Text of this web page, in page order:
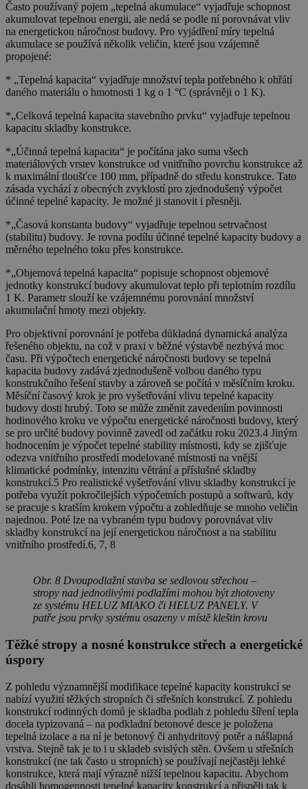
Často používaný pojem „tepelná akumulace“ vyjadřuje schopnost
akumulovat tepelnou energii, ale nedá se podle ní porovnávat vliv
na energetickou náročnost budovy. Pro vyjádření míry tepelná
akumulace se používá několik veličin, které jsou vzájemně
propojené:
* „Tepelná kapacita“ vyjadřuje množství tepla potřebného k ohřátí
daného materiálu o hmotnosti 1 kg o 1 °C (správněji o 1 K).
*„Celková tepelná kapacita stavebního prvku“ vyjadřuje tepelnou
kapacitu skladby konstrukce.
*„Účinná tepelná kapacita“ je počítána jako suma všech
materiálových vrstev konstrukce od vnitřního povrchu konstrukce až
k maximální tloušťce 100 mm, případně do středu konstrukce. Tato
zásada vychází z obecných zvyklostí pro zjednodušený výpočet
účinné tepelné kapacity. Je možné ji stanovit i přesněji.
*„Časová konstanta budovy“ vyjadřuje tepelnou setrvačnost
(stabilitu) budovy. Je rovna podílu účinné tepelné kapacity budovy a
měrného tepelného toku přes konstrukce.
*„Objemová tepelná kapacita“ popisuje schopnost objemové
jednotky konstrukcí budovy akumulovat teplo při teplotním rozdílu
1 K. Parametr slouží ke vzájemnému porovnání množství
akumulační hmoty mezi objekty.
Pro objektivní porovnání je potřeba důkladná dynamická analýza
řešeného objektu, na což v praxi v běžné výstavbě nezbývá moc
času. Při výpočtech energetické náročnosti budovy se tepelná
kapacita budovy zadává zjednodušeně volbou daného typu
konstrukčního řešení stavby a zároveň se počítá v měsíčním kroku.
Měsíční časový krok je pro vyšetřování vlivu tepelné kapacity
budovy dosti hrubý. Toto se může změnit zavedením povinnosti
hodinového kroku ve výpočtu energetické náročnosti budovy, který
se pro určité budovy povinně zavedl od začátku roku 2023.4 Jiným
hodnocením je výpočet tepelné stability místnosti, kdy se zjišťuje
odezva vnitřního prostředí modelované místnosti na vnější
klimatické podmínky, intenzitu větrání a příslušné skladby
konstrukcí.5 Pro realistické vyšetřování vlivu skladby konstrukcí je
potřeba využít pokročilejších výpočetních postupů a softwarů, kdy
se pracuje s kratším krokem výpočtu a zohledňuje se mnoho veličin
najednou. Poté lze na vybraném typu budovy porovnávat vliv
skladby konstrukcí na její energetickou náročnost a na stabilitu
vnitřního prostředí.6, 7, 8
Obr. 8 Dvoupodlažní stavba se sedlovou střechou –
stropy nad jednotlivými podlažími mohou být zhotoveny
ze systému HELUZ MIAKO či HELUZ PANELY. V
patře jsou prvky systému osazeny v místě kleštin krovu
Těžké stropy a nosné konstrukce střech a energetické
úspory
Z pohledu významnější modifikace tepelné kapacity konstrukcí se
nabízí využití těžkých stropních či střešních konstrukcí. Z pohledu
konstrukcí rodinných domů je skladba podlah z pohledu šíření tepla
docela typizovaná – na podkladní betonové desce je položena
tepelná izolace a na ní je betonový či anhydritový potěr a nášlapná
vrstva. Stejně tak je to i u skladeb svislých stěn. Ovšem u střešních
konstrukcí (ne tak často u stropních) se používají nejčastěji lehké
konstrukce, která mají výrazně nižší tepelnou kapacitu. Abychom
dosáhli homogennosti tepelné kapacity konstrukcí a přispěli tak k